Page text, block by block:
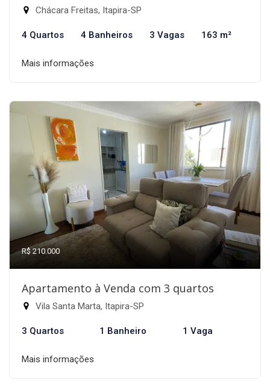
Chácara Freitas, Itapira-SP
4 Quartos 4 Banheiros 3 Vagas 163 m²
Mais informações
R$ 210.000
Apartamento à Venda com 3 quartos
Vila Santa Marta, Itapira-SP
3 Quartos 1 Banheiro 1 Vaga
Mais informações